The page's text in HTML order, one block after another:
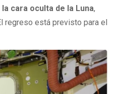
cara oculta de la Luna,
regreso está previsto para el